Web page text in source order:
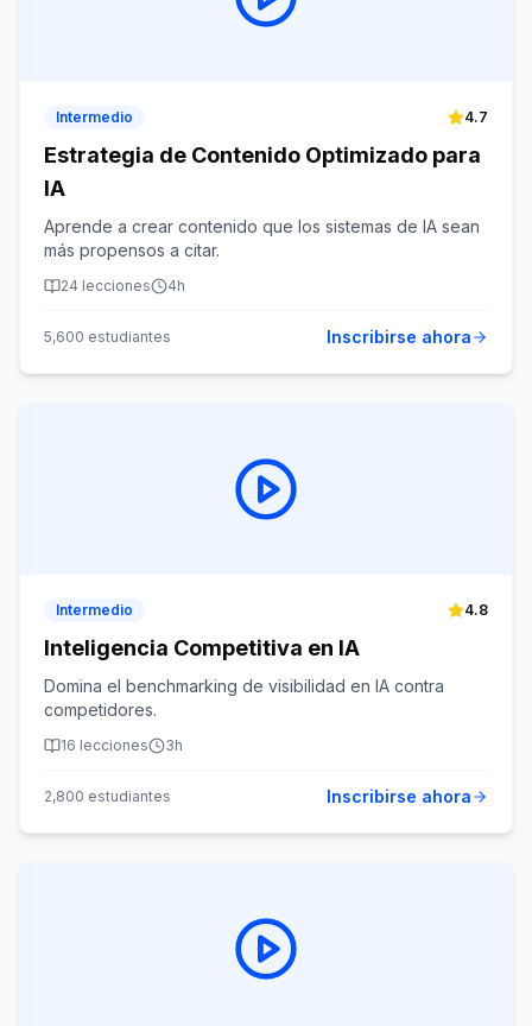
Intermedio 4.7
Estrategia de Contenido Optimizado para
IA
Aprende a crear contenido que los sistemas de IA sean
más propensos a citar.
24 lecciones 4h
5,600 estudiantes Inscribirse ahora
Intermedio 4.8
Inteligencia Competitiva en IA
Domina el benchmarking de visibilidad en IA contra
competidores.
16 lecciones 3h
2,800 estudiantes Inscribirse ahora